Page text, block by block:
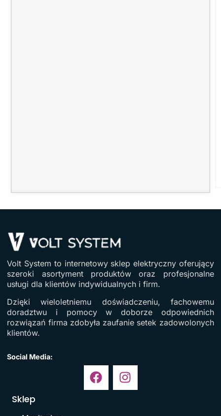
Volt System to internetowy sklep elektryczny oferujący
szeroki asortyment produktów oraz profesjonalne
usługi dla klientów indywidualnych i firm.
Dzięki wieloletniemu doświadczeniu, fachowemu
doradztwu i pomocy w doborze odpowiednich
rozwiązań firma zdobyła zaufanie setek zadowolonych
klientów.
Social Media:
Sklep